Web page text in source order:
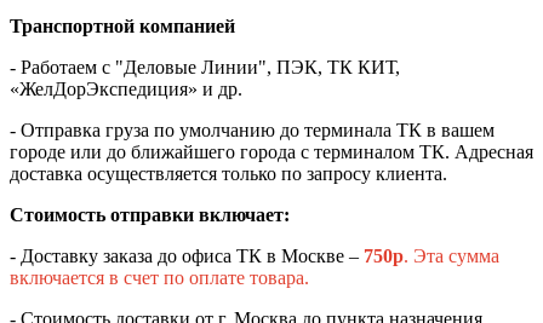
Транспортной компанией
- Работаем с "Деловые Линии", ПЭК, ТК КИТ,
«ЖелДорЭкспедиция» и др.
- Отправка груза по умолчанию до терминала ТК в вашем
городе или до ближайшего города с терминалом ТК. Адресная
доставка осуществляется только по запросу клиента.
Стоимость отправки включает:
- Доставку заказа до офиса ТК в Москве – 750р. Эта сумма
включается в счет по оплате товара.
- Стоимость доставки от г. Москва до пункта назначения.